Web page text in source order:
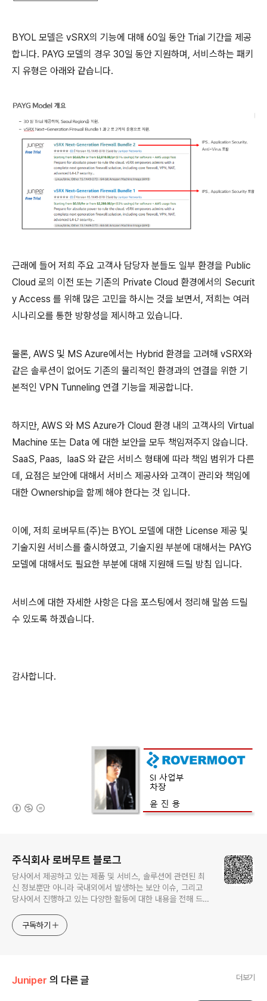
BYOL 모델은 vSRX의 기능에 대해 60일 동안 Trial 기간을 제공
합니다. PAYG 모델의 경우 30일 동안 지원하며, 서비스하는 패키
지 유형은 아래와 같습니다.
근래에 들어 저희 주요 고객사 담당자 분들도 일부 환경을 Public
Cloud 로의 이전 또는 기존의 Private Cloud 환경에서의 Securit
y Access 를 위해 많은 고민을 하시는 것을 보면서, 저희는 여러
시나리오를 통한 방향성을 제시하고 있습니다.
물론, AWS 및 MS Azure에서는 Hybrid 환경을 고려해 vSRX와
같은 솔루션이 없어도 기존의 물리적인 환경과의 연결을 위한 기
본적인 VPN Tunneling 연결 기능을 제공합니다.
하지만, AWS 와 MS Azure가 Cloud 환경 내의 고객사의 Virtual
Machine 또는 Data 에 대한 보안을 모두 책임져주지 않습니다.
SaaS, Paas, IaaS 와 같은 서비스 형태에 따라 책임 범위가 다른
데, 요점은 보안에 대해서 서비스 제공사와 고객이 관리와 책임에
대한 Ownership을 함께 해야 한다는 것 입니다.
이에, 저희 로버무트(주)는 BYOL 모델에 대한 License 제공 및
기술지원 서비스를 출시하였고, 기술지원 부분에 대해서는 PAYG
모델에 대해서도 필요한 부분에 대해 지원해 드릴 방침 입니다.
서비스에 대한 자세한 사항은 다음 포스팅에서 정리해 말씀 드릴
수 있도록 하겠습니다.
감사합니다.
주식회사 로버무트 블로그
당사에서 제공하고 있는 제품 및 서비스, 솔루션에 관련된 최
신 정보뿐만 아니라 국내외에서 발생하는 보안 이슈, 그리고
당사에서 진행하고 있는 다양한 활동에 대한 내용을 전해 드립
구독하기
Juniper 의 다른 글 더보기